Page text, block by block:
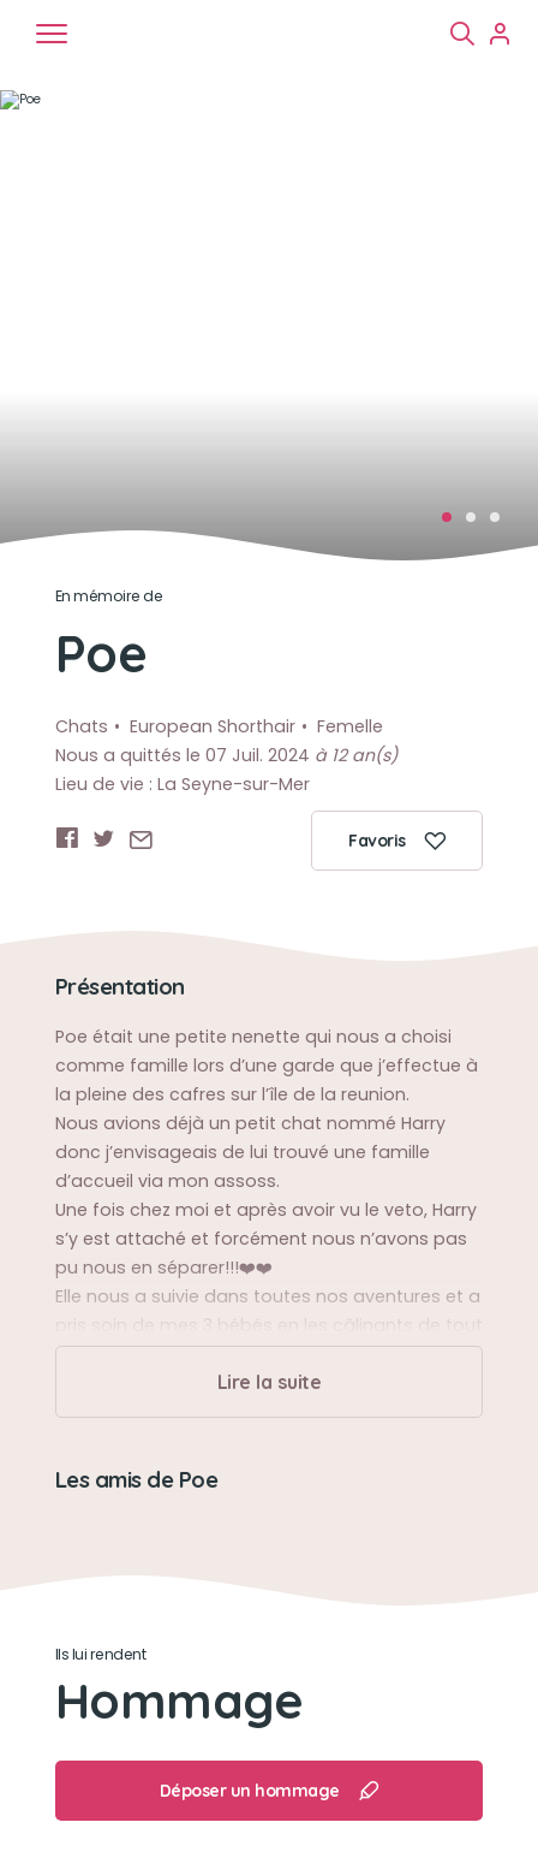
En mémoire de
Poe
Chats European Shorthair
Femelle
Nous a quittés le 07 Juil. 2024 à 12 an(s)
Lieu de vie : La Seyne-sur-Mer
Favoris
Présentation
Poe était une petite nenette qui nous a choisi
comme famille lors d’une garde que j’effectue à
la pleine des cafres sur l’île de la reunion.
Nous avions déjà un petit chat nommé Harry
donc j’envisageais de lui trouvé une famille
d’accueil via mon assoss.
Une fois chez moi et après avoir vu le veto, Harry
s’y est attaché et forcément nous n’avons pas
pu nous en séparer!!!❤️❤️
Elle nous a suivie dans toutes nos aventures et a
pris soin de mes 3 bébés en les câlinants de tout
son cœur.
Sa balade préférée
Dans mon 1er jardin rien qu’à moi!!
Me déchirer le paquet de 10kg de croquette neuf
Calme, bavarde, affectueuse et extrêmement
câline surtout avec sa maman
Son jouet préféré
Lire la suite
Les amis de Poe
Ils lui rendent
Hommage
Déposer un hommage